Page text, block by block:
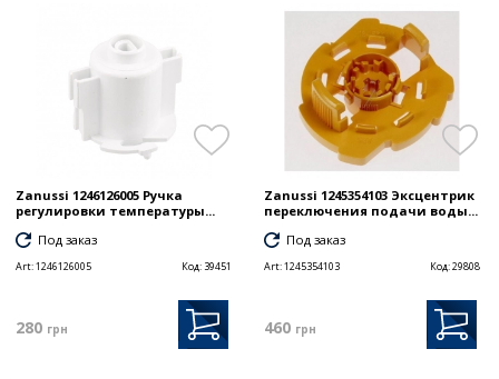
Zanussi 1246126005 Ручка
регулировки температуры...
Под заказ
Art:1246126005 Код: 39451
280 грн
Zanussi 1245354103 Эксцентрик
переключения подачи воды...
Под заказ
Art:1245354103 Код:29808
460 грн